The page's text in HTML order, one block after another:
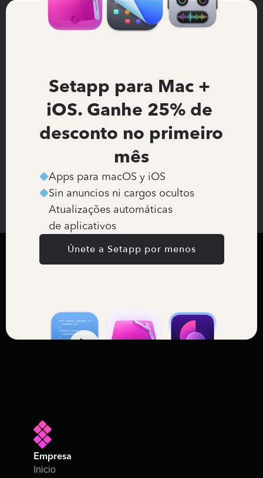
Setapp para Mac +
iOS. Ganhe 25% de
desconto no primeiro
mês
Apps para macOS y iOS
Sin anuncios ni cargos ocultos
Atualizações automáticas
de aplicativos
Únete a Setapp por menos
Empresa
Inicio